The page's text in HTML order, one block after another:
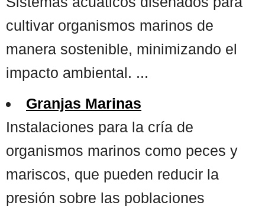
cultivar organismos marinos de
manera sostenible, minimizando el
impacto ambiental. ...
Granjas Marinas
Instalaciones para la cría de
organismos marinos como peces y
mariscos, que pueden reducir la
presión sobre las poblaciones